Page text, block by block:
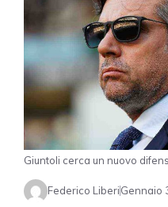
Giuntoli cerca un nuovo
Federico LiberiGennaio